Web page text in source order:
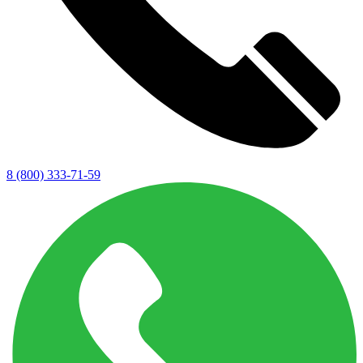
8 (800) 333-71-59